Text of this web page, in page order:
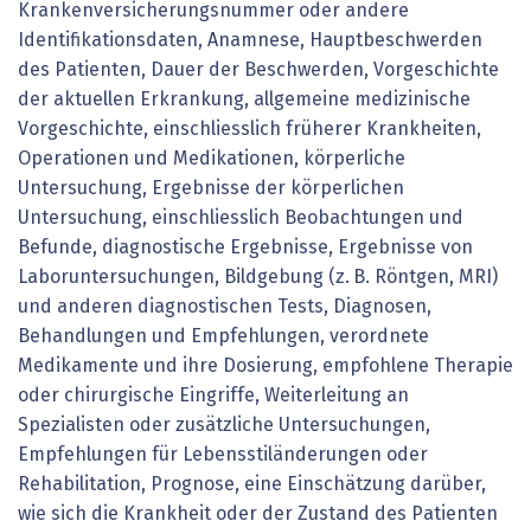
Krankenversicherungsnummer oder andere
Identifikationsdaten, Anamnese, Hauptbeschwerden
des Patienten, Dauer der Beschwerden, Vorgeschichte
der aktuellen Erkrankung, allgemeine medizinische
Vorgeschichte, einschliesslich früherer Krankheiten,
Operationen und Medikationen, körperliche
Untersuchung, Ergebnisse der körperlichen
Untersuchung, einschliesslich Beobachtungen und
Befunde, diagnostische Ergebnisse, Ergebnisse von
Laboruntersuchungen, Bildgebung (z. B. Röntgen, MRI)
und anderen diagnostischen Tests, Diagnosen,
Behandlungen und Empfehlungen, verordnete
Medikamente und ihre Dosierung, empfohlene Therapie
oder chirurgische Eingriffe, Weiterleitung an
Spezialisten oder zusätzliche Untersuchungen,
Empfehlungen für Lebensstiländerungen oder
Rehabilitation, Prognose, eine Einschätzung darüber,
wie sich die Krankheit oder der Zustand des Patienten